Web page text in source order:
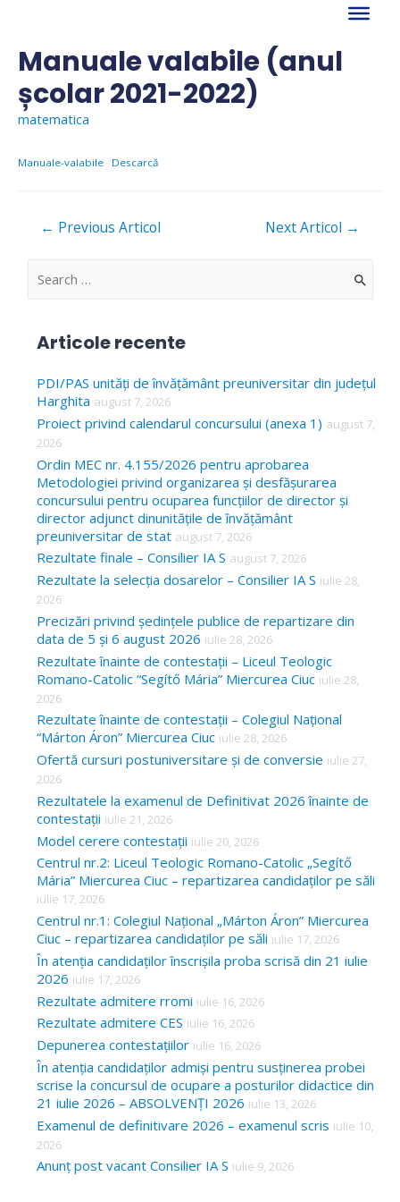
contentManuale valabile (anul
școlar 2021-2022)
matematica
Manuale-valabile Descarcă
Navigare
← Previous Articol Next Articol →
S
c
h
f
o
r
Articole recente
PDI/PAS unități de învățământ preuniversitar din județul
Harghita august 7, 2026
Proiect privind calendarul concursului (anexa 1) august 7,
2026
Ordin MEC nr. 4.155/2026 pentru aprobarea
Metodologiei privind organizarea și desfășurarea
concursului pentru ocuparea funcțiilor de director și
director adjunct dinunitățile de învățământ
preuniversitar de stat august 7, 2026
Rezultate finale – Consilier IA S august 7, 2026
Rezultate la selecția dosarelor – Consilier IA S iulie 28,
2026
Precizări privind ședințele publice de repartizare din
data de 5 și 6 august 2026 iulie 28, 2026
Rezultate înainte de contestații – Liceul Teologic
Romano-Catolic “Segítő Mária” Miercurea Ciuc iulie 28,
2026
Rezultate înainte de contestații – Colegiul Național
“Márton Áron” Miercurea Ciuc iulie 28, 2026
Ofertă cursuri postuniversitare și de conversie iulie 27,
2026
Rezultatele la examenul de Definitivat 2026 înainte de
contestații iulie 21, 2026
Model cerere contestații iulie 20, 2026
Centrul nr.2: Liceul Teologic Romano-Catolic „Segítő
Mária” Miercurea Ciuc – repartizarea candidaților pe săli
iulie 17, 2026
Centrul nr.1: Colegiul Național „Márton Áron” Miercurea
Ciuc – repartizarea candidaților pe săli iulie 17, 2026
În atenția candidaților înscrișila proba scrisă din 21 iulie
2026 iulie 17, 2026
Rezultate admitere rromi iulie 16, 2026
Rezultate admitere CES iulie 16, 2026
Depunerea contestațiilor iulie 16, 2026
În atenția candidaților admiși pentru susținerea probei
scrise la concursul de ocupare a posturilor didactice din
21 iulie 2026 – ABSOLVENȚI 2026 iulie 13, 2026
Examenul de definitivare 2026 – examenul scris iulie 10,
2026
Anunț post vacant Consilier IA S iulie 9, 2026